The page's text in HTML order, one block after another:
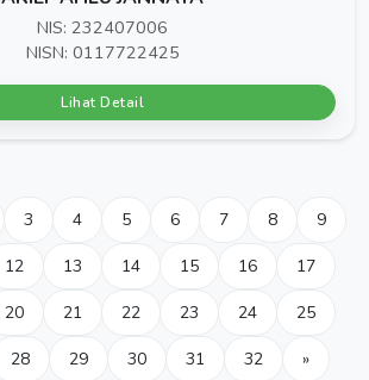
NIS: 232407006
NISN: 0117722425
Lihat Detail
3 4 5 6 7 8 9
12 13 14 15 16 17
20 21 22 23 24 25
28 29 30 31 32 »